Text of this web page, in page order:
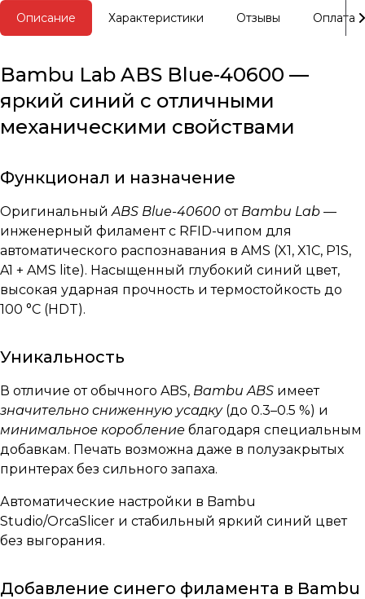
Описание Характеристики Отзывы Оплата
Bambu Lab ABS Blue-40600 —
яркий синий с отличными
механическими свойствами
Функционал и назначение
ОригинальныйABS Blue-40600 от Bambu Lab —
инженерный филамент с RFID-чипом для
автоматического распознавания в AMS (X1, X1C, P1S,
A1 + AMS lite). Насыщенный глубокий синий цвет,
высокая ударная прочность и термостойкость до
100 °C (HDT).
Уникальность
В отличие от обычного ABS, Bambu ABS имеет
значительно сниженную усадку(до 0.3–0.5 %) и
минимальное коробление благодаря специальным
добавкам. Печать возможна даже в полузакрытых
принтерах без сильного запаха.
Автоматические настройки в Bambu
Studio/OrcaSlicer и стабильный яркий синий цвет
без выгорания.
Добавление синего филамента в Bambu